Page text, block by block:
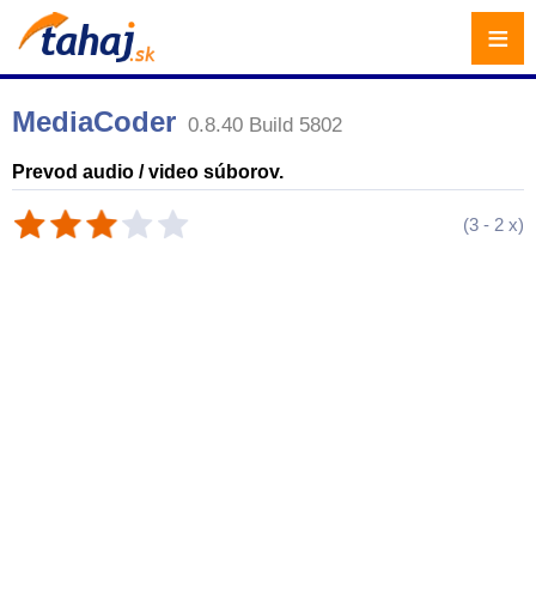
MediaCoder 0.8.40 Build 5802
Prevod audio / video súborov.
(3 - 2 x)
≡